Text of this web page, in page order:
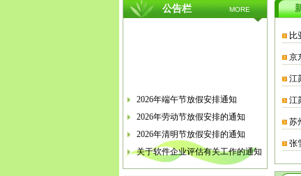
公告栏 MORE
2026年端午节放假安排通知
2026年劳动节放假安排的通知
2026年清明节放假安排的通知
关于软件企业评估有关工作的通知
2026年春节放假安排的通知
比
京
江
江
苏
张